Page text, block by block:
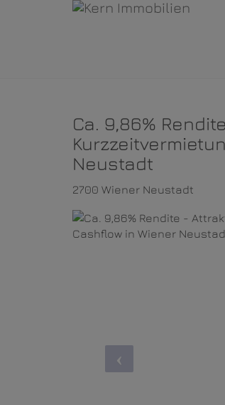
Ca. 9,86%
Neustadt
2700 Wiener Neustadt